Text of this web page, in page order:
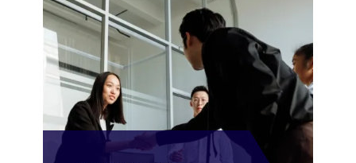
STRUCTURATION DES
SOPARFI